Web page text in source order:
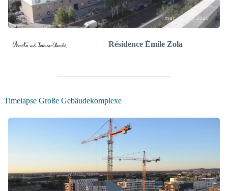
Résidence Émile Zola
Timelapse Große Gebäudekomplexe